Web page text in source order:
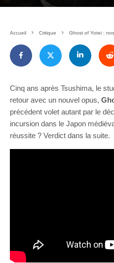
Accueil Critique Ghost of Yotei :
Cinq ans après Tsushima, le
retour avec un nouvel opus,
précédent volet autant par le
incursion dans le Japon
réussite ? Verdict dans la suite.